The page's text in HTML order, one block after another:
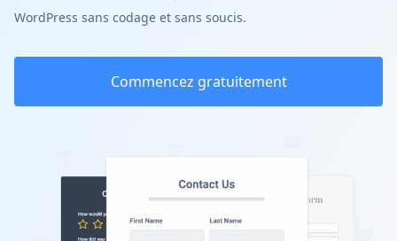
WordPress sans codage et sans soucis.
Commencez gratuitement